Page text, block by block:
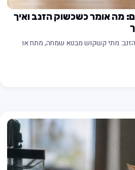
מה אומר כשכשוק הזנב ואיך
מתי קשקוש מבטא שמחה, מתח או